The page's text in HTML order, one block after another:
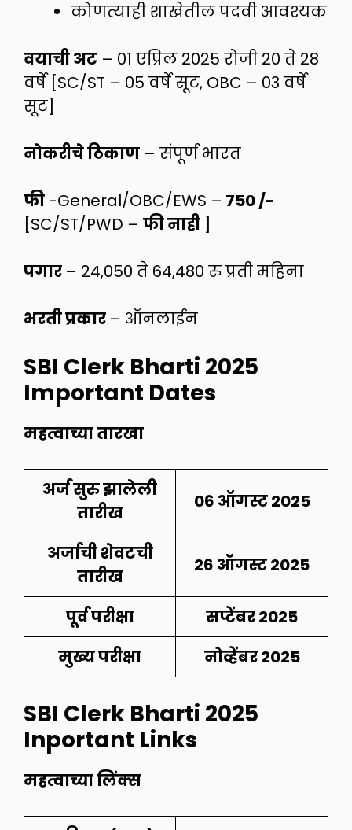
कोणत्याही शाखेतील पदवी आवश्यक
वयाची अट – 01 एप्रिल 2025 रोजी 20 ते 28
वर्षे [SC/ST – 05 वर्षे सूट, OBC – 03 वर्षे
सूट]
नोकरीचे ठिकाण – संपूर्ण भारत
फी -General/OBC/EWS – 750 /-
[SC/ST/PWD – फी नाही ]
पगार – 24,050 ते 64,480 रु प्रती महिना
भरती प्रकार – ऑनलाईन
SBI Clerk Bharti 2025
Important Dates
महत्वाच्या तारखा
अर्ज सुरु झालेली
तारीख
06 ऑगस्ट 2025
अर्जाची शेवटची
तारीख
26 ऑगस्ट 2025
पूर्व परीक्षा
सप्टेंबर 2025
मुख्य परीक्षा
नोव्हेंबर 2025
SBI Clerk Bharti 2025
Inportant Links
महत्वाच्या लिंक्स